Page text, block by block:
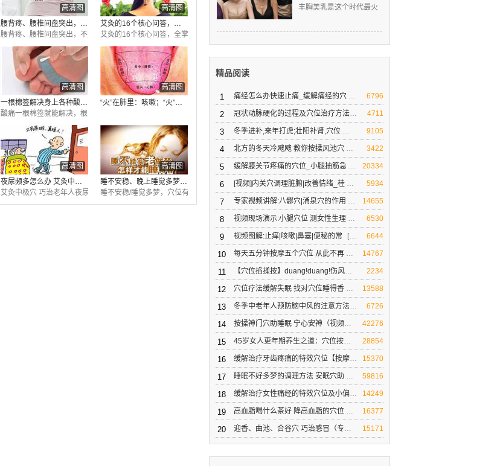
高清图
腰背疼、腰椎间盘突出，不用求人
腰背疼、腰椎间盘突出，不用求人，自己敲打一个穴位就搞定
高清图
艾灸的16个核心问答，全掌握了，你
艾灸的16个核心问答，全掌握了，你就是艾灸高手！
高清图
一根棉签解决身上各种酸痛，只要
酸痛一根棉签就能解决，根本用不着麻烦医生。
高清图
“火”在肺里：咳嗽；“火”在肝里
高清图
夜尿频多怎么办 艾灸中极穴巧
艾灸中极穴 巧治老年人夜尿频多
高清图
睡不安稳、晚上睡觉多梦怎么办
睡不安稳/睡觉多梦，穴位有妙招
丰胸美乳是这个时代最火
精品阅读
1 痛经怎么办快速止痛_缓解痛经的穴 痛经●妇科疾病不担心-按摩祛病好心情
6796
2 冠状动脉硬化的过程及穴位治疗方法人到30岁以后，你的心脏就开始不想“工作”
4711
3 冬季进补,来年打虎;壮阳补肾,穴位 冬季壮阳补肾不一定要吃药,用好这些免费的方
9105
4 北方的冬天冷飕飕 教你按揉风池穴 教你三招预防贼风偷袭 防治头痛头晕
3422
5 缓解膝关节疼痛的穴位_小腿抽筋急 缓解治疗腿脚疼痛的穴位及养生方法[专家视频
20334
6 [视频]内关穴调理脏腑|改善情绪_桂 内关穴:调理脏腑 改善不良情绪
5934
7 专家视频讲解:八髎穴|涌泉穴的作用 八髎穴|涌泉穴补益肾气
14655
8 视频现场演示:小腿穴位 测女性生理 按压小腿上的脾经穴位 揭秘女性青春密码
6530
9 视频图解:止痒|咳嗽|鼻塞|便秘的常 [向穴位要健康]刘教授现场演示:按摩穴位可以缓解哪些症状 6644
10 每天五分钟按摩五个穴位 从此不再 穴位按摩治疗打呼噜
14767
11 【穴位掐揉按】duang!duang!伤风感 【穴位掐揉按】duang duang!伤风感冒就这
2234
12 穴位疗法缓解失眠 找对穴位睡得香 穴位疗法缓解失眠 找对穴位睡得香
13588
13 冬季中老年人预防脑中风的注意方法冬季中老年人预防脑中风的注意方法和穴位
6726
14 按揉神门穴助睡眠 宁心安神（视频图 按揉神门穴助睡眠 宁心安神（视频图解）
42276
15 45岁女人更年期养生之道：穴位按摩 女人保养秘诀
28854
16 缓解治疗牙齿疼痛的特效穴位【按摩牙齿疼痛难忍 如何缓解 求偏方
15370
17 睡眠不好多梦的调理方法 安眠穴助 睡眠不好多梦的调理方法 安眠穴助睡眠
59816
18 缓解治疗女性痛经的特效穴位及小偏穴位按摩缓解治疗女性痛经
14249
19 高血脂喝什么茶好 降高血脂的穴位 高血脂的治疗与饮食
16377
20 迎香、曲池、合谷穴 巧治感冒（专家 迎香、曲池、合谷穴 三个穴位巧治感冒
15171